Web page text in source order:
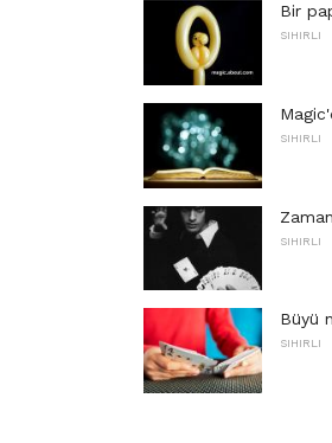
Bir
SIHIRLI
SIHIRLI
SIHIRLI
Büyü
SIHIRLI